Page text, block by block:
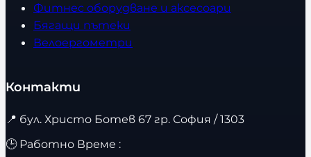
Фитнес оборудване и аксесоари
Бягащи пътеки
Велоергометри
Контакти
📍 бул. Христо Ботев 67 гр. София / 1303
🕒 Работно Време :